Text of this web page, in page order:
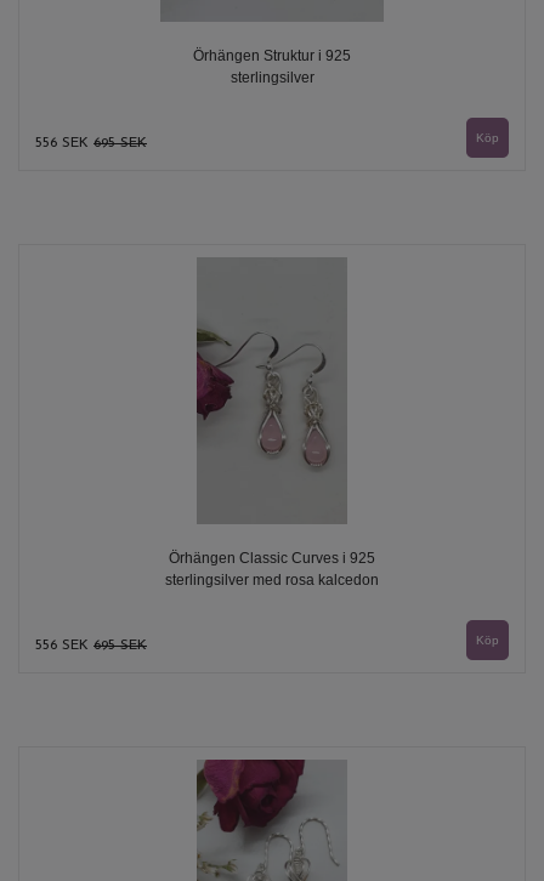
Örhängen Struktur i 925
sterlingsilver
556 SEK 695 SEK
Örhängen Classic Curves i 925
sterlingsilver med rosa kalcedon
556 SEK 695 SEK